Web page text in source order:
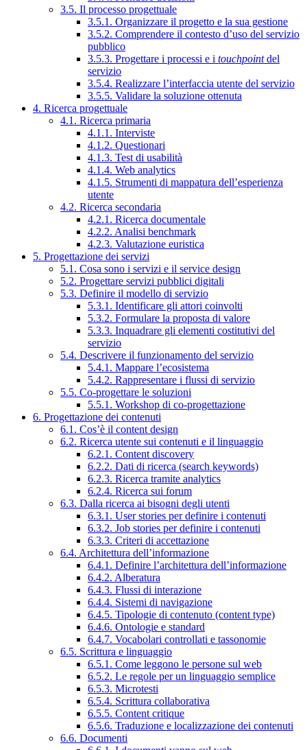
3.5. Il processo progettuale
3.5.1. Organizzare il progetto e la sua gestione
3.5.2. Comprendere il contesto d’uso del servizio
pubblico
3.5.3. Progettare i processi e i touchpointdel
servizio
3.5.4. Realizzare l’interfaccia utente del servizio
3.5.5. Validare la soluzione ottenuta
4. Ricerca progettuale
4.1. Ricerca primaria
4.1.1. Interviste
4.1.2. Questionari
4.1.3. Test di usabilità
4.1.4. Web analytics
4.1.5. Strumenti di mappatura dell’esperienza
utente
4.2. Ricerca secondaria
4.2.1. Ricerca documentale
4.2.2. Analisi benchmark
4.2.3. Valutazione euristica
5. Progettazione dei servizi
5.1. Cosa sono i servizi e il service design
5.2. Progettare servizi pubblici digitali
5.3. Definire il modello di servizio
5.3.1. Identificare gli attori coinvolti
5.3.2. Formulare la proposta di valore
5.3.3. Inquadrare gli elementi costitutivi del
servizio
5.4. Descrivere il funzionamento del servizio
5.4.1. Mappare l’ecosistema
5.4.2. Rappresentare i flussi di servizio
5.5. Co-progettare le soluzioni
5.5.1. Workshop di co-progettazione
6. Progettazione dei contenuti
6.1. Cos’è il content design
6.2. Ricerca utente sui contenuti e il linguaggio
6.2.1. Content discovery
6.2.2. Dati di ricerca (search keywords)
6.2.3. Ricerca tramite analytics
6.2.4. Ricerca sui forum
6.3. Dalla ricerca ai bisogni degli utenti
6.3.1. User stories per definire i contenuti
6.3.2. Job stories per definire i contenuti
6.3.3. Criteri di accettazione
6.4. Architettura dell’informazione
6.4.1. Definire l’architettura dell’informazione
6.4.2. Alberatura
6.4.3. Flussi di interazione
6.4.4. Sistemi di navigazione
6.4.5. Tipologie di contenuto (content type)
6.4.6. Ontologie e standard
6.4.7. Vocabolari controllati e tassonomie
6.5. Scrittura e linguaggio
6.5.1. Come leggono le persone sul web
6.5.2. Le regole per un linguaggio semplice
6.5.3. Microtesti
6.5.4. Scrittura collaborativa
6.5.5. Content critique
6.5.6. Traduzione e localizzazione dei contenuti
6.6. Documenti